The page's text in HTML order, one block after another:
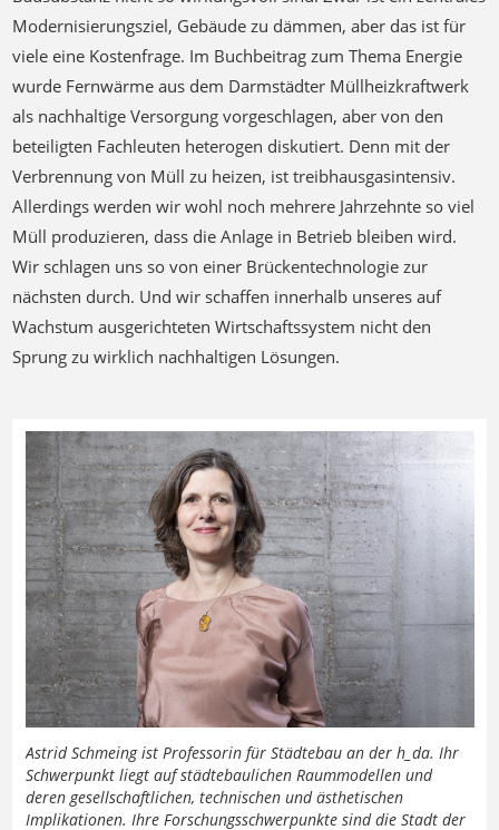
Modernisierungsziel, Gebäude zu dämmen, aber das ist für
viele eine Kostenfrage. Im Buchbeitrag zum Thema Energie
wurde Fernwärme aus dem Darmstädter Müllheizkraftwerk
als nachhaltige Versorgung vorgeschlagen, aber von den
beteiligten Fachleuten heterogen diskutiert. Denn mit der
Verbrennung von Müll zu heizen, ist treibhausgasintensiv.
Allerdings werden wir wohl noch mehrere Jahrzehnte so viel
Müll produzieren, dass die Anlage in Betrieb bleiben wird.
Wir schlagen uns so von einer Brückentechnologie zur
nächsten durch. Und wir schaffen innerhalb unseres auf
Wachstum ausgerichteten Wirtschaftssystem nicht den
Sprung zu wirklich nachhaltigen Lösungen.
Astrid Schmeing ist Professorin für Städtebau an der h_da. Ihr
Schwerpunkt liegt auf städtebaulichen Raummodellen und
deren gesellschaftlichen, technischen und ästhetischen
Implikationen. Ihre Forschungsschwerpunkte sind die Stadt der